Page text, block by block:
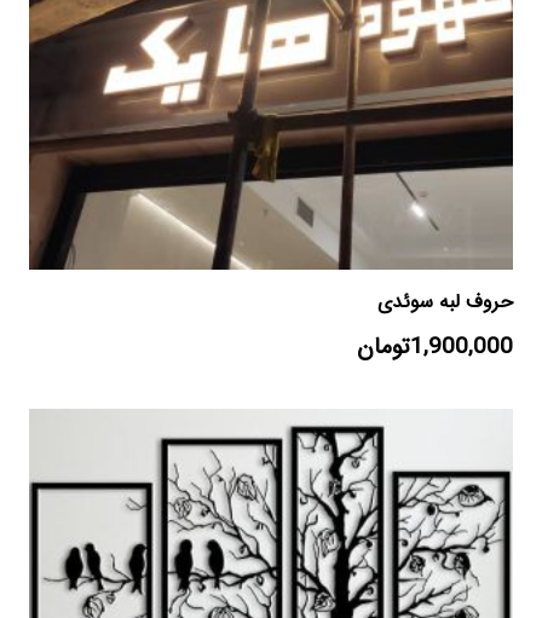
حروف لبه سوئدی
1,900,000تومان